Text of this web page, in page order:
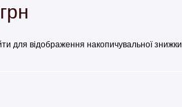
для відображення накопичувальної знижки